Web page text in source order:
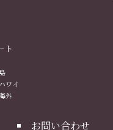
ト
ワイ
外
お問い合わせ